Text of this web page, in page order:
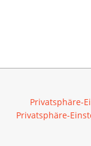
Privatsphäre-
Privatsphäre-